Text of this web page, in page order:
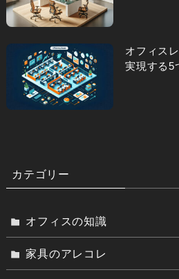
オフィス
実現する5
カテゴリー
オフィスの知識
家具のアレコレ